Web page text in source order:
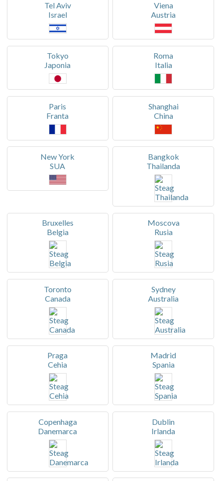
Tel Aviv
Israel
Viena
Austria
Tokyo
Japonia
Roma
Italia
Paris
Franta
Shanghai
China
New York
SUA
Bangkok
Thailanda
Bruxelles
Belgia
Moscova
Rusia
Toronto
Canada
Sydney
Australia
Praga
Cehia
Madrid
Spania
Copenhaga
Danemarca
Dublin
Irlanda